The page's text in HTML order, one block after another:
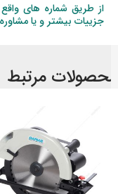
از طریق شماره های
جزییات بیشتر و یا
مرتبط